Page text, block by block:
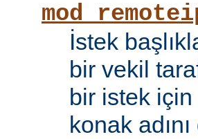
İstek
bir vekil
bir istek
konak